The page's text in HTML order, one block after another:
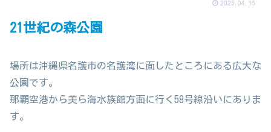
2025.04.16
21世紀の森公園
場所は沖縄県名護市の名護湾に面したところにある広大な
公園です。
那覇空港から美ら海水族館方面に行く58号線沿いにありま
す。